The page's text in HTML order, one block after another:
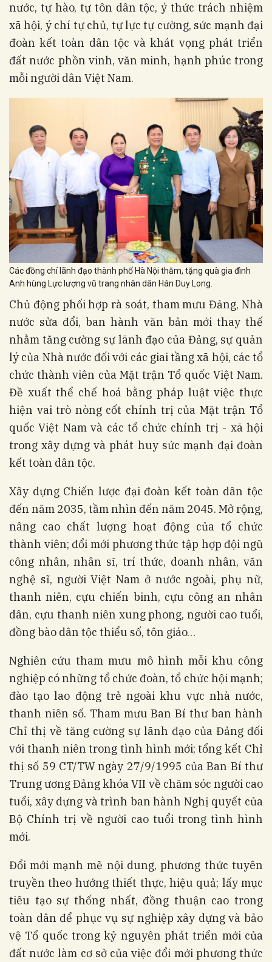
nước, tự hào, tự tôn dân tộc, ý thức trách nhiệm
xã hội, ý chí tự chủ, tự lực tự cường, sức mạnh đại
đoàn kết toàn dân tộc và khát vọng phát triển
đất nước phồn vinh, văn minh, hạnh phúc trong
mỗi người dân Việt Nam.
Các đồng chí lãnh đạo thành phố Hà Nội thăm, tặng quà gia đình
Anh hùng Lực lượng vũ trang nhân dân Hán Duy Long.
Chủ động phối hợp rà soát, tham mưu Đảng, Nhà
nước sửa đổi, ban hành văn bản mới thay thế
nhằm tăng cường sự lãnh đạo của Đảng, sự quản
lý của Nhà nước đối với các giai tầng xã hội, các tổ
chức thành viên của Mặt trận Tổ quốc Việt Nam.
Đề xuất thể chế hoá bằng pháp luật việc thực
hiện vai trò nòng cốt chính trị của Mặt trận Tổ
quốc Việt Nam và các tổ chức chính trị - xã hội
trong xây dựng và phát huy sức mạnh đại đoàn
kết toàn dân tộc.
Xây dựng Chiến lược đại đoàn kết toàn dân tộc
đến năm 2035, tầm nhìn đến năm 2045. Mở rộng,
nâng cao chất lượng hoạt động của tổ chức
thành viên; đổi mới phương thức tập hợp đội ngũ
công nhân, nhân sĩ, trí thức, doanh nhân, văn
nghệ sĩ, người Việt Nam ở nước ngoài, phụ nữ,
thanh niên, cựu chiến binh, cựu công an nhân
dân, cựu thanh niên xung phong, người cao tuổi,
đồng bào dân tộc thiểu số, tôn giáo…
Nghiên cứu tham mưu mô hình mỗi khu công
nghiệp có những tổ chức đoàn, tổ chức hội mạnh;
đào tạo lao động trẻ ngoài khu vực nhà nước,
thanh niên số. Tham mưu Ban Bí thư ban hành
Chỉ thị về tăng cường sự lãnh đạo của Đảng đối
với thanh niên trong tình hình mới; tổng kết Chỉ
thị số 59 CT/TW ngày 27/9/1995 của Ban Bí thư
Trung ương Đảng khóa VII về chăm sóc người cao
tuổi, xây dựng và trình ban hành Nghị quyết của
Bộ Chính trị về người cao tuổi trong tình hình
mới.
Đổi mới mạnh mẽ nội dung, phương thức tuyên
truyền theo hướng thiết thực, hiệu quả; lấy mục
tiêu tạo sự thống nhất, đồng thuận cao trong
toàn dân để phục vụ sự nghiệp xây dựng và bảo
vệ Tổ quốc trong kỷ nguyên phát triển mới của
đất nước làm cơ sở của việc đổi mới phương thức